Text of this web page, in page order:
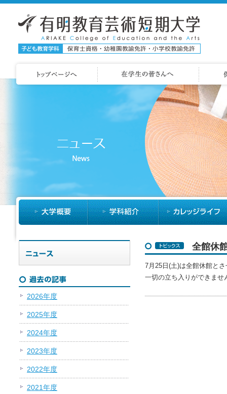
2026年度
2025年度
2024年度
2023年度
2022年度
2021年度
全館休
7月25日(土)は全館休館と
一切の立ち入りができませ